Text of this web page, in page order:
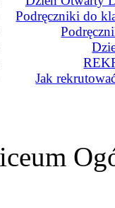
Podręczniki do
Jak